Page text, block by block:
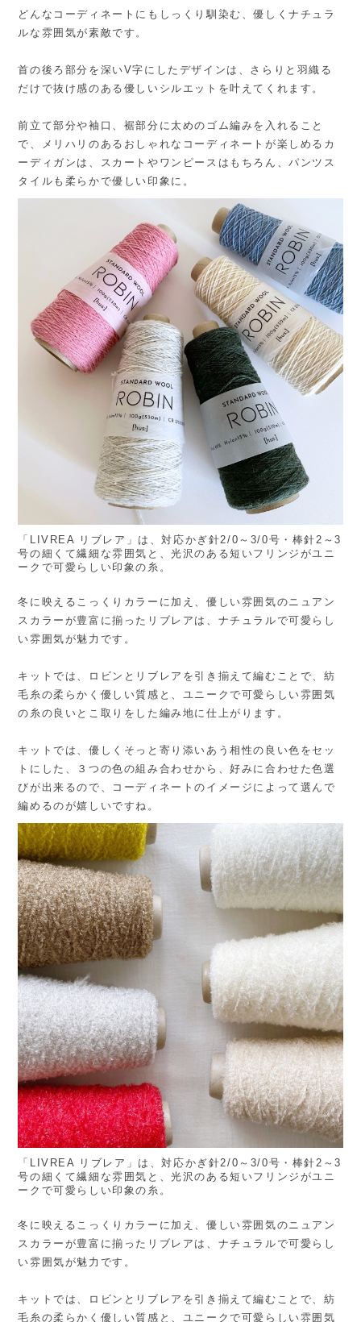
どんなコーディネートにもしっくり馴染む、優しくナチュラ
ルな雰囲気が素敵です。
首の後ろ部分を深いV字にしたデザインは、さらりと羽織る
だけで抜け感のある優しいシルエットを叶えてくれます。
前立て部分や袖口、裾部分に太めのゴム編みを入れること
で、メリハリのあるおしゃれなコーディネートが楽しめるカ
ーディガンは、スカートやワンピースはもちろん、パンツス
タイルも柔らかで優しい印象に。
「LIVREA リブレア」は、対応かぎ針2/0～3/0号・棒針2～3
号の細くて繊細な雰囲気と、光沢のある短いフリンジがユニ
ークで可愛らしい印象の糸。
冬に映えるこっくりカラーに加え、優しい雰囲気のニュアン
スカラーが豊富に揃ったリブレアは、ナチュラルで可愛らし
い雰囲気が魅力です。
キットでは、ロビンとリブレアを引き揃えて編むことで、紡
毛糸の柔らかく優しい質感と、ユニークで可愛らしい雰囲気
の糸の良いとこ取りをした編み地に仕上がります。
キットでは、優しくそっと寄り添いあう相性の良い色をセッ
トにした、３つの色の組み合わせから、好みに合わせた色選
びが出来るので、コーディネートのイメージによって選んで
編めるのが嬉しいですね。
「LIVREA リブレア」は、対応かぎ針2/0～3/0号・棒針2～3
号の細くて繊細な雰囲気と、光沢のある短いフリンジがユニ
ークで可愛らしい印象の糸。
冬に映えるこっくりカラーに加え、優しい雰囲気のニュアン
スカラーが豊富に揃ったリブレアは、ナチュラルで可愛らし
い雰囲気が魅力です。
キットでは、ロビンとリブレアを引き揃えて編むことで、紡
毛糸の柔らかく優しい質感と、ユニークで可愛らしい雰囲気